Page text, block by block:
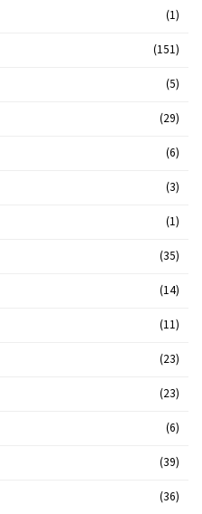
(1)
(151)
(5)
(29)
(6)
(3)
(1)
(35)
(14)
(11)
(23)
(23)
(6)
(39)
(36)